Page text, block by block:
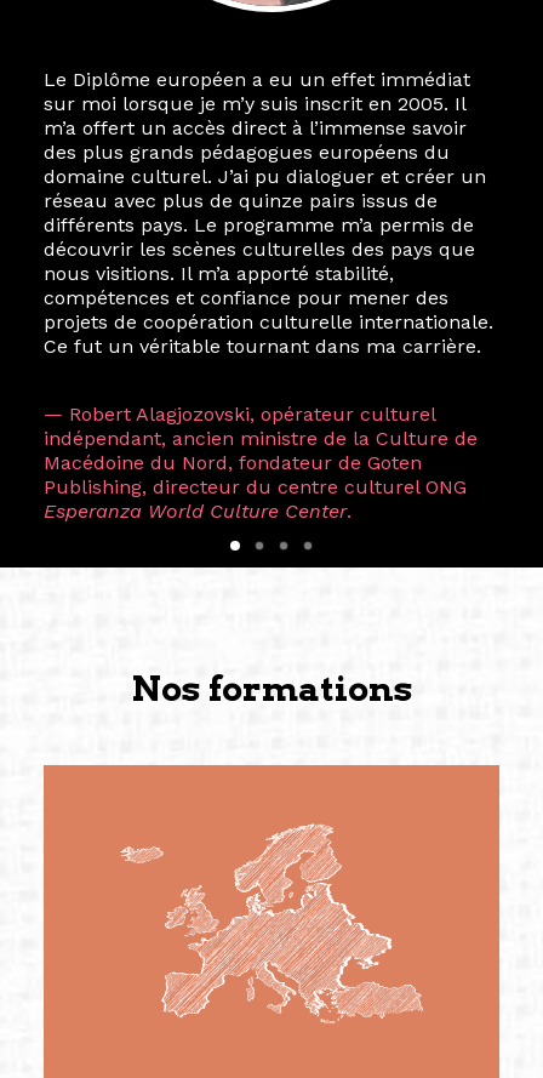
Le Diplôme européen a eu un effet immédiat
sur moi lorsque je m’y suis inscrit en 2005. Il
m’a offert un accès direct à l’immense savoir
des plus grands pédagogues européens du
domaine culturel. J’ai pu dialoguer et créer un
réseau avec plus de quinze pairs issus de
différents pays. Le programme m’a permis de
découvrir les scènes culturelles des pays que
nous visitions. Il m’a apporté stabilité,
compétences et confiance pour mener des
projets de coopération culturelle internationale.
Ce fut un véritable tournant dans ma carrière.
— Robert Alagjozovski, opérateur culturel
indépendant, ancien ministre de la Culture de
Macédoine du Nord, fondateur de Goten
Publishing, directeur du centre culturel ONG
Esperanza World Culture Center.
Nos formations